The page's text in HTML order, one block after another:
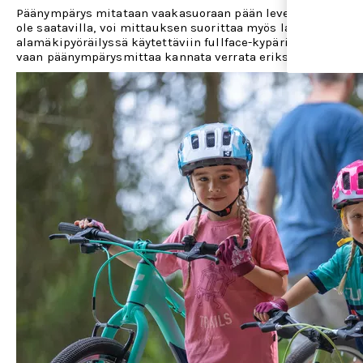
Päänympärys mitataan vaakasuoraan pään leveimmästä
ole saatavilla, voi mittauksen suorittaa myös
alamäkipyöräilyssä käytettäviin fullface-kypäriin.
vaan päänympärysmittaa kannata verrata erikseen siihen